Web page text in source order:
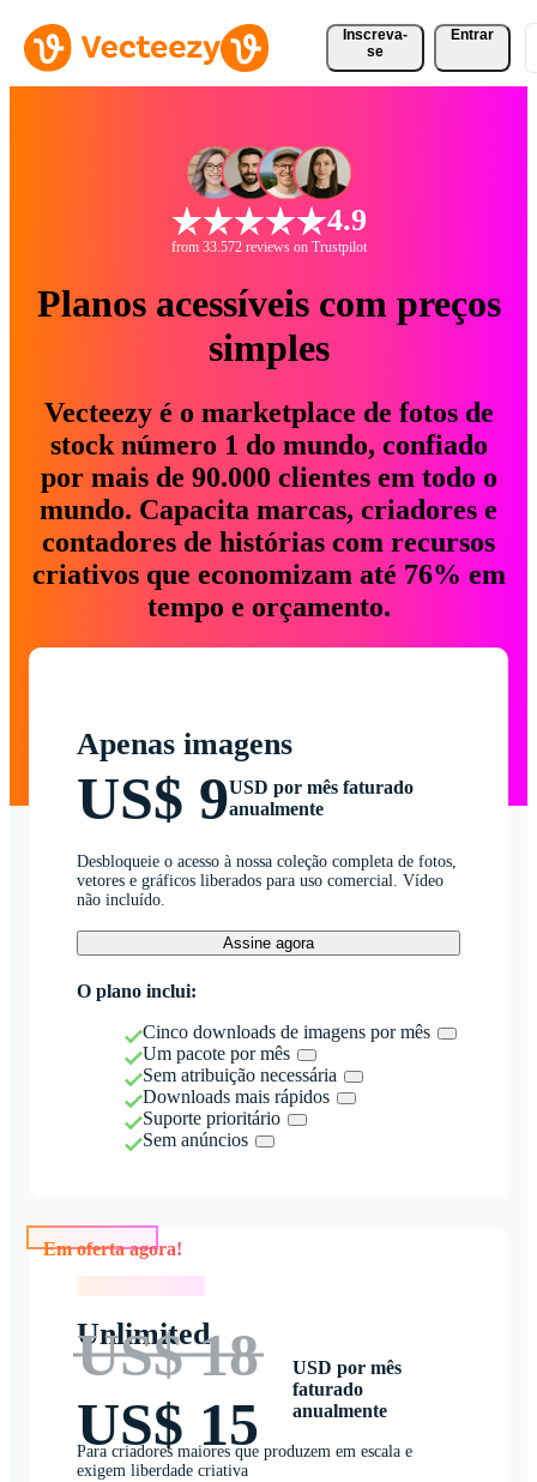
Inscreva-
se
Entrar
4.9
from 33.572 reviews on Trustpilot
Planos acessíveis com preços
simples
Vecteezy é o marketplace de fotos de
stock número 1 do mundo, confiado
por mais de 90.000 clientes em todo o
mundo. Capacita marcas, criadores e
contadores de histórias com recursos
criativos que economizam até 76% em
tempo e orçamento.
Apenas imagens
US$ 9USD por mês faturado
anualmente
Desbloqueie o acesso à nossa coleção completa de fotos,
vetores e gráficos liberados para uso comercial. Vídeo
não incluído.
Assine agora
O plano inclui:
Cinco downloads de imagens por mês
Um pacote por mês
Sem atribuição necessária
Downloads mais rápidos
Suporte prioritário
Sem anúncios
Unlimited
US$ 18
US$ 15
USD por mês
faturado
anualmente
Para criadores maiores que produzem em escala e
exigem liberdade criativa